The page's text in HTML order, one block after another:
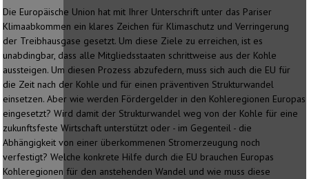
Die Europäische Union hat mit Ihrer Unterschrift unter das Pariser
Klimaabkommen ein klares Zeichen für Klimaschutz und Verringerung
der Treibhausgase gesetzt. Um diese Ziele zu erreichen, ist es
unabdingbar, dass alle Mitgliedsstaaten schrittweise aus der Kohle
aussteigen. Um diesen Prozess abzufedern, muss sich auch die EU für
die Zeit nach der Kohle und für einen präventiven Strukturwandel
einsetzen. Aber wie werden Fördergelder in den Kohleregionen Europas
eingesetzt? Wird damit der Strukturwandel weg von der Kohle für eine
zukunftsfeste Wirtschaft unterstützt oder - im Gegenteil - die
Abhängigkeit von einer überkommenen Stromerzeugung noch
verfestigt? Welche konkrete Hilfe durch die EU brauchen Europas
Kohleregionen für den anstehenden Wandel und wie muss diese